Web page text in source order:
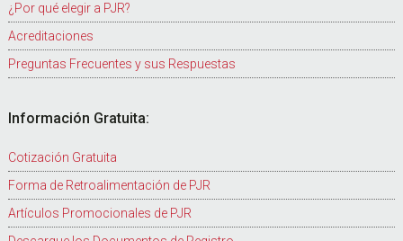
¿Por qué elegir a PJR?
Acreditaciones
Preguntas Frecuentes y sus Respuestas
Información Gratuita:
Cotización Gratuita
Forma de Retroalimentación de PJR
Artículos Promocionales de PJR